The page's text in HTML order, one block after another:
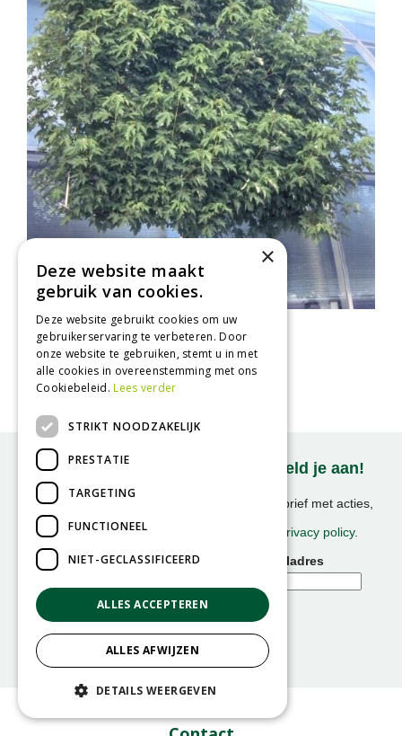
Zilveresdoorn
Acer saccharinum
Onze nieuwsbrief ontvangen? Meld je aan!
Ontvang ongeveer 1x per week onze nieuwsbrief met acties,
We slaan uw gegevens op conform onze
privacy policy.
Voornaam
E-mailadres
×
Deze website maakt
gebruik van cookies.
Deze website gebruikt cookies om uw
gebruikerservaring te verbeteren. Door
onze website te gebruiken, stemt u in met
alle cookies in overeenstemming met ons
Cookiebeleid.Lees verder
STRIKT NOODZAKELIJK
PRESTATIE
TARGETING
FUNCTIONEEL
NIET-GECLASSIFICEERD
ALLES ACCEPTEREN
ALLES AFWIJZEN
DETAILS WEERGEVEN